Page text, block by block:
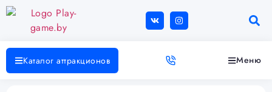
Каталог аттракционов Меню